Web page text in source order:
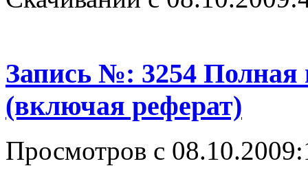
Запись №: 3254 Полная
(включая реферат)
Просмотров с 08.10.2009: